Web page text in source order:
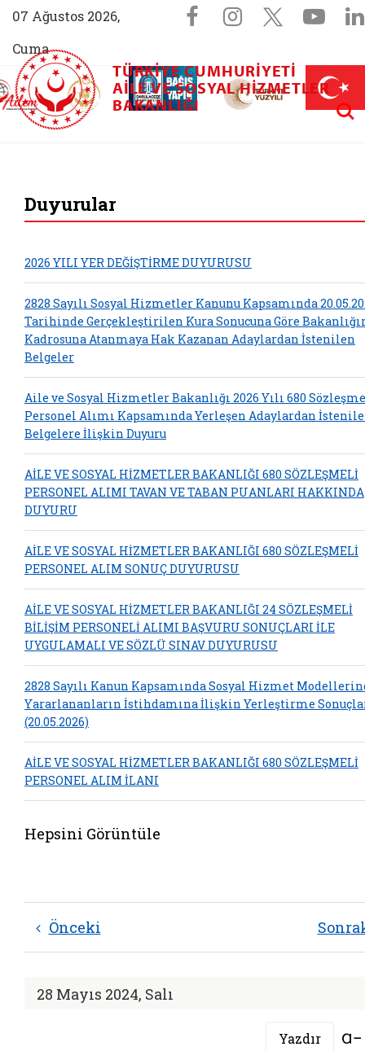
07 Ağustos 2026,
Cuma
Sosyal
Facebook
Instagram
X
Aile (yeni sekmede açılır)
AİLEM İletişim Merkezi (yeni sekmede açılır)
Aile ve Nüfus On Yılı (yeni sekmede açılır)
Darülaceze bağış sayfası (yeni
TÜRKIYE CUMHURIYETI
AILE VE SOSYAL HIZMETLER
BAKANLIĞI
Duyurular
2026 YILI YER DEĞİŞTİRME DUYURUSU
2828 Sayılı Sosyal Hizmetler Kanunu Kapsamında
Tarihinde Gerçekleştirilen Kura Sonucuna Göre
Kadrosuna Atanmaya Hak Kazanan Adaylardan İstenilen
Belgeler
Aile ve Sosyal Hizmetler Bakanlığı 2026 Yılı 680
Personel Alımı Kapsamında Yerleşen Adaylardan
Belgelere İlişkin Duyuru
AİLE VE SOSYAL HİZMETLER BAKANLIĞI 680 SÖZLEŞMELİ
PERSONEL ALIMI TAVAN VE TABAN PUANLARI HAKKINDA
DUYURU
AİLE VE SOSYAL HİZMETLER BAKANLIĞI 680 SÖZLEŞMELİ
PERSONEL ALIM SONUÇ DUYURUSU
AİLE VE SOSYAL HİZMETLER BAKANLIĞI 24 SÖZLEŞMELİ
BİLİŞİM PERSONELİ ALIMI BAŞVURU SONUÇLARI İLE
UYGULAMALI VE SÖZLÜ SINAV DUYURUSU
2828 Sayılı Kanun Kapsamında Sosyal Hizmet
Yararlananların İstihdamına İlişkin Yerleştirme
(20.05.2026)
AİLE VE SOSYAL HİZMETLER BAKANLIĞI 680 SÖZLEŞMELİ
PERSONEL ALIM İLANI
Hepsini Görüntüle
Önceki
28 Mayıs 2024, Salı
Yazdır